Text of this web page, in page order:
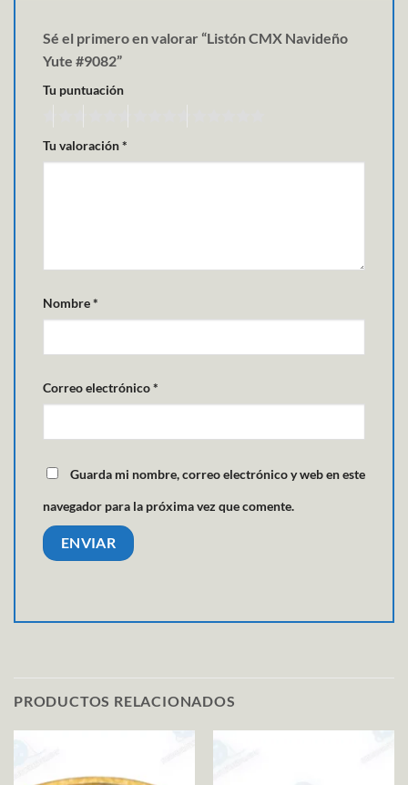
Sé el primero en valorar “Listón CMX Navideño
Yute #9082”
Tu puntuación
Tu valoración*
Nombre*
Correo electrónico*
Guarda mi nombre, correo electrónico y web en este
navegador para la próxima vez que comente.
PRODUCTOS RELACIONADOS